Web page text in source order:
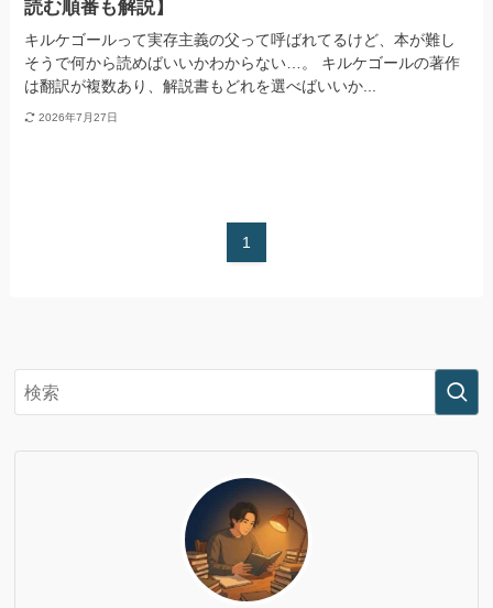
読む順番も解説】
キルケゴールって実存主義の父って呼ばれてるけど、本が難し
そうで何から読めばいいかわからない…。 キルケゴールの著作
は翻訳が複数あり、解説書もどれを選べばいいか...
2026年7月27日
1